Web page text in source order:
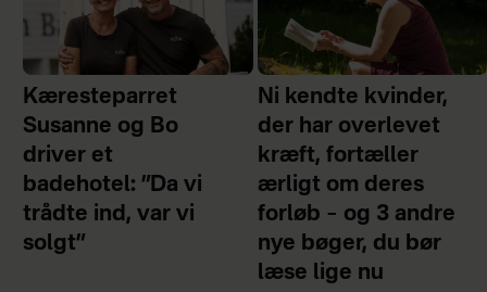
Kæresteparret
Susanne og Bo
driver et
badehotel: ”Da vi
trådte ind, var vi
solgt”
Ni kendte kvinder,
der har overlevet
kræft, fortæller
ærligt om deres
forløb – og 3 andre
nye bøger, du bør
læse lige nu